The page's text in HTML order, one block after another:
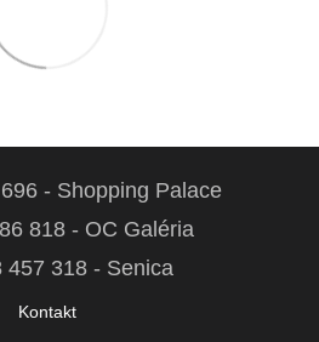
- Shopping Palace
818 - OC Galéria
457 318 - Senica
Kontakt